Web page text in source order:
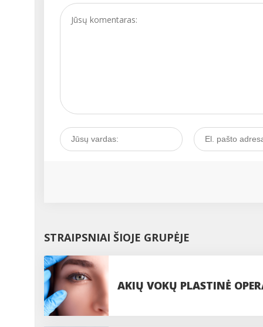
signalas. Kaip išgirsti
STRAIPSNIAI ŠIOJE GRUPĖJE
AKIŲ VOKŲ PLASTINĖ